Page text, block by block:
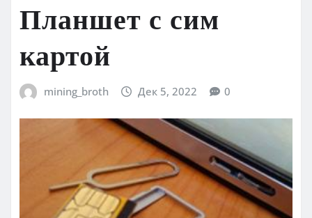
Планшет с сим
картой
mining_broth Дек 5, 2022 0